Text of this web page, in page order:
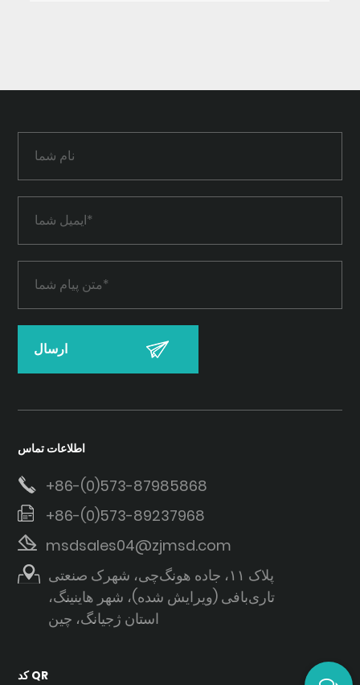
اطلاعات تماس
+86-(0)573-87985868
+86-(0)573-89237968
msdsales04@zjmsd.com
پلاک ۱۱، جاده هونگ‌چی، شهرک صنعتی
تاری‌بافی (ویرایش شده)، شهر هاینینگ،
استان ژجیانگ، چین
کد QR